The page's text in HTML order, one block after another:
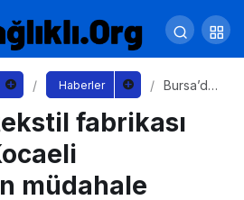
Haberler
Bursa’da
fabrikası
yangınına
fabrikası
müdahale
Büyükşehir’in